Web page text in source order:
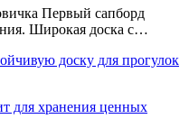
Первый сапборд
Широкая доска с…
доску для прогулок
для хранения ценных